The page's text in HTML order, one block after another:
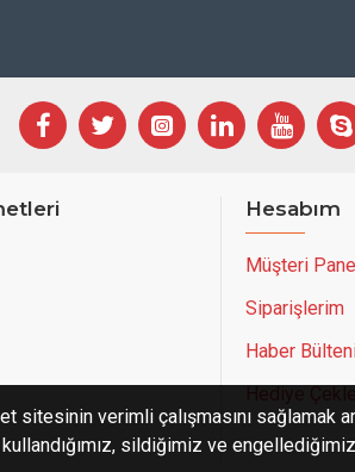
Hesabım
Müşteri
Siparişlerim
Haber
verimli çalışmasını sağlamak
sildiğimiz ve